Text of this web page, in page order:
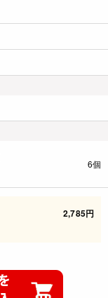
6個
2,785円